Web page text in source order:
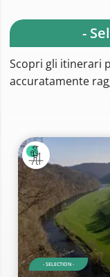
-
Scopri gli itinerari
accuratamente
- SELECTION -